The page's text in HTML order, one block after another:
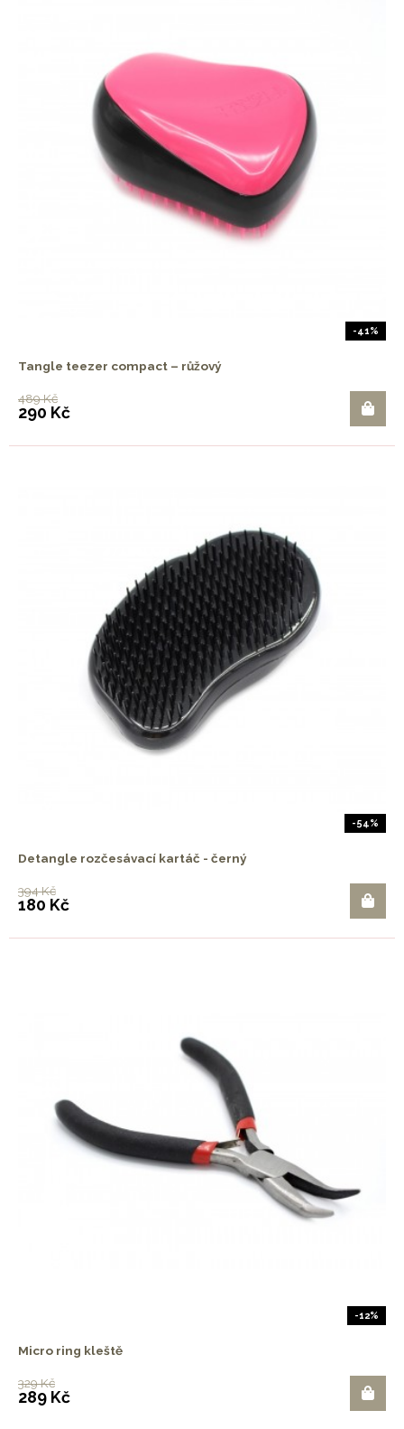
-41%
Tangle teezer compact – růžový
489 Kč
290 Kč
-54%
Detangle rozčesávací kartáč - černý
394 Kč
180 Kč
-12%
Micro ring kleště
329 Kč
289 Kč